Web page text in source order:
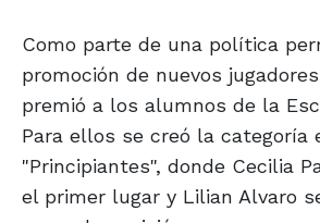
Como parte de una política
promoción de nuevos
premió a los alumnos de la
Para ellos se creó la categoría
"Principiantes", donde Cecilia
el primer lugar y Lilian Alvaro